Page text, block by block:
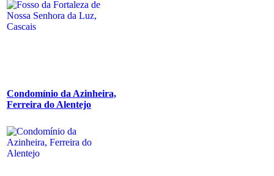
Condomínio da Azinheira,
Ferreira do Alentejo